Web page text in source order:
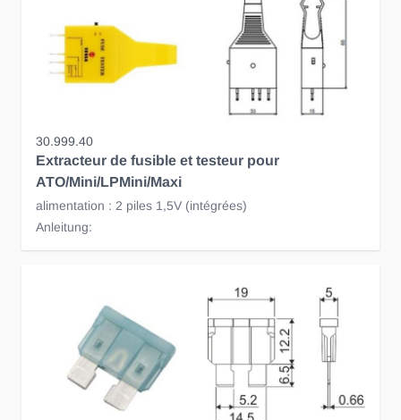
30.999.40
Extracteur de fusible et testeur pour
ATO/Mini/LPMini/Maxi
alimentation : 2 piles 1,5V (intégrées)
Anleitung: